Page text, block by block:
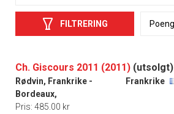
FILTRERING
Ch. Giscours 2011 (2011) (utsolgt)
Rødvin, Frankrike -
Bordeaux,
Frankrike
Pris: 485.00 kr